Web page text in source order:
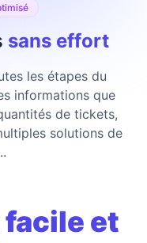
sans effort
les étapes du
informations que
de tickets,
solutions de
facile et